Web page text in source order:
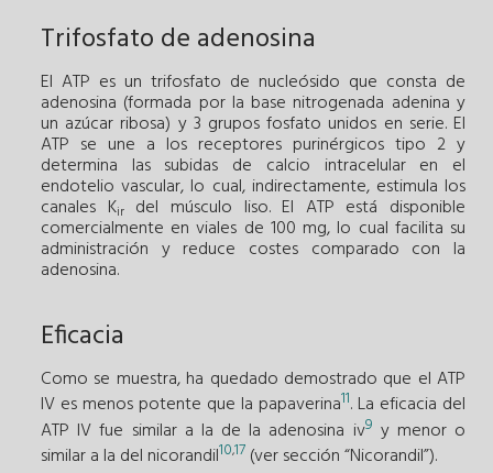
Trifosfato de adenosina
El ATP es un trifosfato de nucleósido que consta de
adenosina (formada por la base nitrogenada adenina y
un azúcar ribosa) y 3 grupos fosfato unidos en serie. El
ATP se une a los receptores purinérgicos tipo 2 y
determina las subidas de calcio intracelular en el
endotelio vascular, lo cual, indirectamente, estimula los
canales Kirdel músculo liso. El ATP está disponible
comercialmente en viales de 100 mg, lo cual facilita su
administración y reduce costes comparado con la
adenosina.
Eficacia
Como se muestra, ha quedado demostrado que el ATP
IV es menos potente que la papaverina11. La eficacia del
ATP IV fue similar a la de la adenosina iv9 y menor o
similar a la del nicorandil10,17 (ver sección “Nicorandil”).